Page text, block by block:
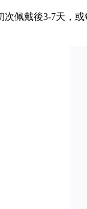
戴後3-7天，或